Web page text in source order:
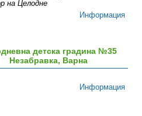
на Целодне
Информация
детска градина №35
Незабравка, Варна
Информация